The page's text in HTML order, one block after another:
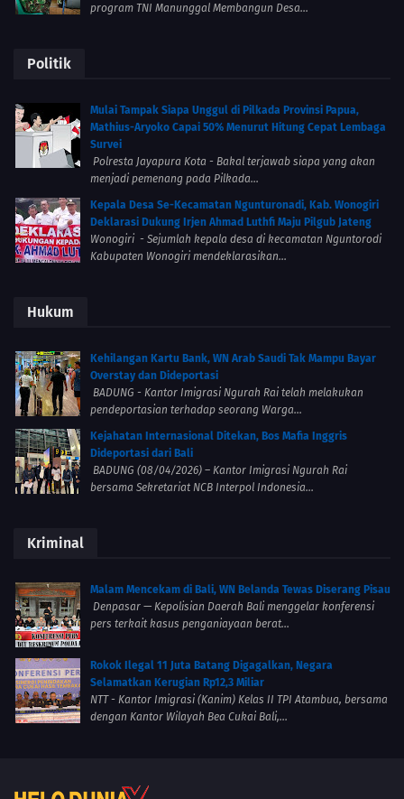
program TNI Manunggal Membangun Desa...
Politik
Mulai Tampak Siapa Unggul di Pilkada Provinsi Papua,
Mathius-Aryoko Capai 50% Menurut Hitung Cepat Lembaga
Survei
Polresta Jayapura Kota - Bakal terjawab siapa yang akan
menjadi pemenang pada Pilkada...
Kepala Desa Se-Kecamatan Ngunturonadi, Kab. Wonogiri
Deklarasi Dukung Irjen Ahmad Luthfi Maju Pilgub Jateng
Wonogiri - Sejumlah kepala desa di kecamatan Nguntorodi
Kabupaten Wonogiri mendeklarasikan...
Hukum
Kehilangan Kartu Bank, WN Arab Saudi Tak Mampu Bayar
Overstay dan Dideportasi
BADUNG - Kantor Imigrasi Ngurah Rai telah melakukan
pendeportasian terhadap seorang Warga...
Kejahatan Internasional Ditekan, Bos Mafia Inggris
Dideportasi dari Bali
BADUNG (08/04/2026) – Kantor Imigrasi Ngurah Rai
bersama Sekretariat NCB Interpol Indonesia...
Kriminal
Malam Mencekam di Bali, WN Belanda Tewas Diserang Pisau
Denpasar — Kepolisian Daerah Bali menggelar konferensi
pers terkait kasus penganiayaan berat...
Rokok Ilegal 11 Juta Batang Digagalkan, Negara
Selamatkan Kerugian Rp12,3 Miliar
NTT - Kantor Imigrasi (Kanim) Kelas II TPI Atambua, bersama
dengan Kantor Wilayah Bea Cukai Bali,...